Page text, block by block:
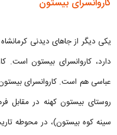
کاروانسرای بیستون
دارد، کاروانسرای بیستون است.
عباسی هم است. کاروانسرای
روستای بیستون کھنه در مقابل
سینه کوه بیستون)، در محوطه